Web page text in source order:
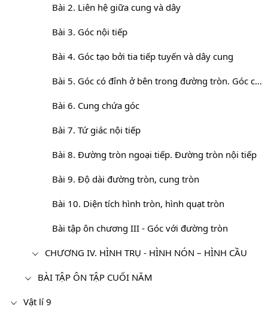
Bài 2. Liên hệ giữa cung và dây
Bài 3. Góc nội tiếp
Bài 4. Góc tạo bởi tia tiếp tuyến và dây cung
Bài 5. Góc có đỉnh ở bên trong đường tròn. Góc có đỉnh bên ngoài đường tròn
Bài 6. Cung chứa góc
Bài 7. Tứ giác nội tiếp
Bài 8. Đường tròn ngoại tiếp. Đường tròn nội tiếp
Bài 9. Độ dài đường tròn, cung tròn
Bài 10. Diện tích hình tròn, hình quạt tròn
Bài tập ôn chương III - Góc với đường tròn
CHƯƠNG IV. HÌNH TRỤ - HÌNH NÓN – HÌNH CẦU
BÀI TẬP ÔN TẬP CUỐI NĂM
Vật lí 9